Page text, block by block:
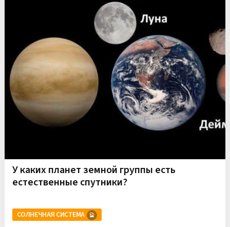
У каких планет земной группы есть
естественные спутники?
СОЛНЕЧНАЯ СИСТЕМА